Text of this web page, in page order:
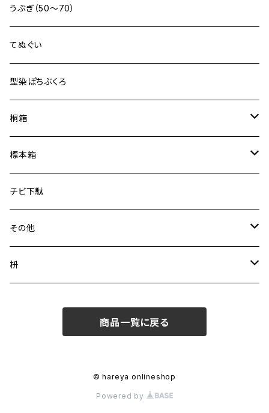
うぶぎ（50〜70）
てぬぐい
型染ぽちぶくろ
桐箱
SS（40/40/20)
S(40/40/38)
C(130/80/30)
P(160/110/40)
標本箱
30mm
そら
うみ
42mm
帯留
チビ下駄
その他
Tシャツ
枡
商品一覧に戻る
© hareya onlineshop
Powered by